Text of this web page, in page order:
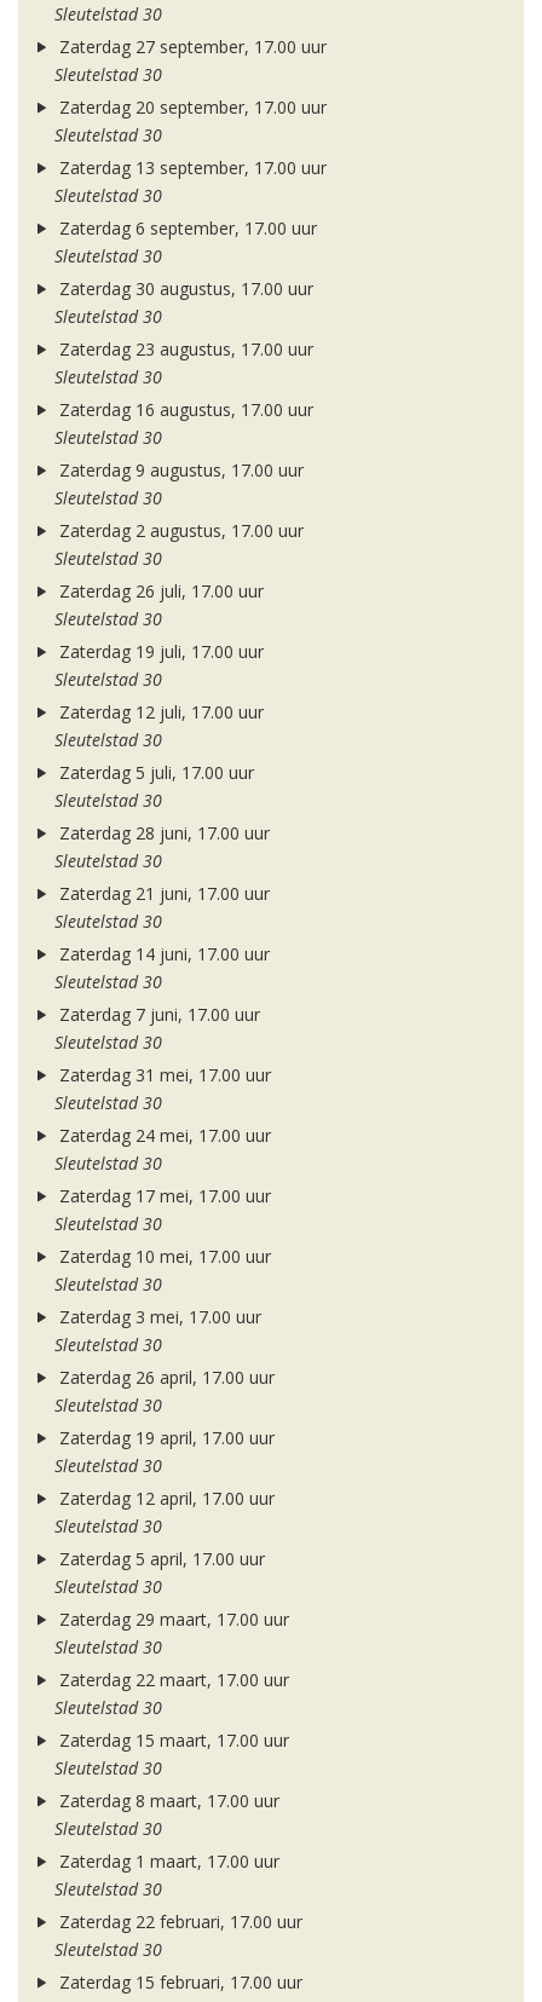
Sleutelstad 30
Zaterdag 27 september, 17.00 uur
Sleutelstad 30
Zaterdag 20 september, 17.00 uur
Sleutelstad 30
Zaterdag 13 september, 17.00 uur
Sleutelstad 30
Zaterdag 6 september, 17.00 uur
Sleutelstad 30
Zaterdag 30 augustus, 17.00 uur
Sleutelstad 30
Zaterdag 23 augustus, 17.00 uur
Sleutelstad 30
Zaterdag 16 augustus, 17.00 uur
Sleutelstad 30
Zaterdag 9 augustus, 17.00 uur
Sleutelstad 30
Zaterdag 2 augustus, 17.00 uur
Sleutelstad 30
Zaterdag 26 juli, 17.00 uur
Sleutelstad 30
Zaterdag 19 juli, 17.00 uur
Sleutelstad 30
Zaterdag 12 juli, 17.00 uur
Sleutelstad 30
Zaterdag 5 juli, 17.00 uur
Sleutelstad 30
Zaterdag 28 juni, 17.00 uur
Sleutelstad 30
Zaterdag 21 juni, 17.00 uur
Sleutelstad 30
Zaterdag 14 juni, 17.00 uur
Sleutelstad 30
Zaterdag 7 juni, 17.00 uur
Sleutelstad 30
Zaterdag 31 mei, 17.00 uur
Sleutelstad 30
Zaterdag 24 mei, 17.00 uur
Sleutelstad 30
Zaterdag 17 mei, 17.00 uur
Sleutelstad 30
Zaterdag 10 mei, 17.00 uur
Sleutelstad 30
Zaterdag 3 mei, 17.00 uur
Sleutelstad 30
Zaterdag 26 april, 17.00 uur
Sleutelstad 30
Zaterdag 19 april, 17.00 uur
Sleutelstad 30
Zaterdag 12 april, 17.00 uur
Sleutelstad 30
Zaterdag 5 april, 17.00 uur
Sleutelstad 30
Zaterdag 29 maart, 17.00 uur
Sleutelstad 30
Zaterdag 22 maart, 17.00 uur
Sleutelstad 30
Zaterdag 15 maart, 17.00 uur
Sleutelstad 30
Zaterdag 8 maart, 17.00 uur
Sleutelstad 30
Zaterdag 1 maart, 17.00 uur
Sleutelstad 30
Zaterdag 22 februari, 17.00 uur
Sleutelstad 30
Zaterdag 15 februari, 17.00 uur